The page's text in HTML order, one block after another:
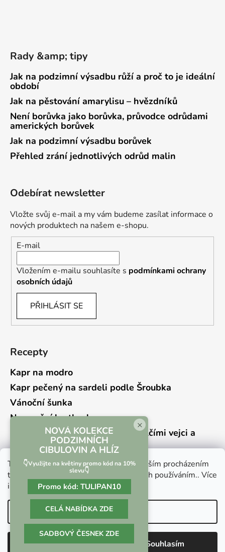
Tento web používá soubory cookie. Dalším procházením
tohoto webu vyjadřujete souhlas s jejich používáním.. Více
informacízde.
Nastavení
Odmítnout Souhlasím
Rady &amp; tipy
Jak na podzimní výsadbu růží a proč to je ideální
období
Jak na pěstování amarylisu – hvězdníků
Není borůvka jako borůvka, průvodce odrůdami
amerických borůvek
Jak na podzimní výsadbu borůvek
Přehled zrání jednotlivých odrůd malin
Odebírat newsletter
Vložte svůj e-mail a my vám budeme zasílat informace o
nových produktech na našem e-shopu.
E-mail
Vložením e-mailu souhlasíte s podmínkami ochrany
osobních údajů
PŘIHLÁSIT SE
Recepty
Kapr na modro
Kapr pečený na sardeli podle Šroubka
Vánoční šunka
Novoroční hrstkovka
Lehký bramborový salát s křepelčími vejci a
kyselou okurkou
Vrácení zboží a reklamace Kontaktní formulář
Vytvořil Shoptet
Copyright 2026Culina Botanica
. Všechna práva
×
NOVÁ KOLEKCE
PODZIMNÍCH
CIBULOVIN A HLÍZ
👇Využijte na květiny promo kód na 10%
slevu👇
Promo kód: TULIPAN10
CELÁ NABÍDKA ZDE
SADBOVÝ ČESNEK ZDE